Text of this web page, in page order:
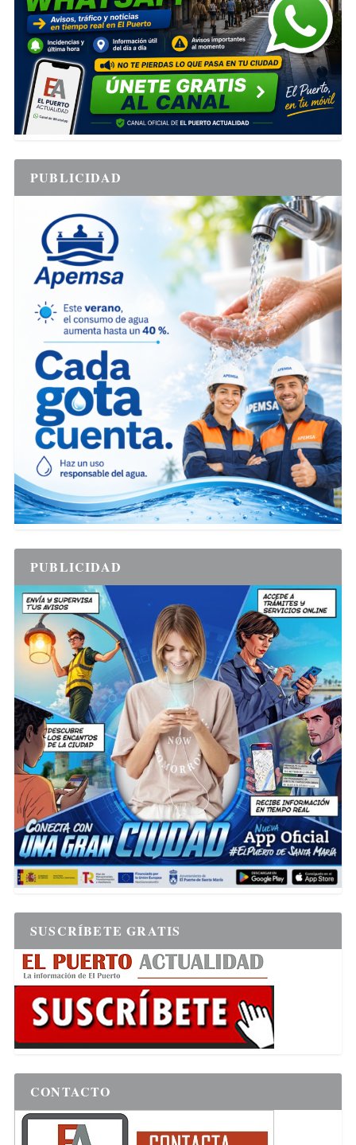
PUBLICIDAD
PUBLICIDAD
SUSCRÍBETE GRATIS
CONTACTO